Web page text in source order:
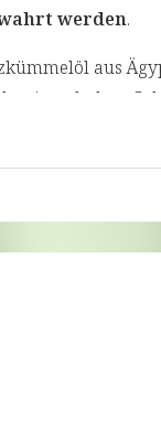
werden.
aus
seinen hohen